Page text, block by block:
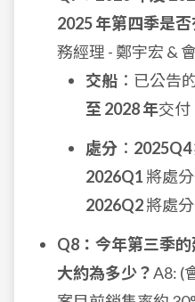
2025 年第四季是
務經理 - 鄭宇宏 &
交船 ：已公告
至 2028 年交付
處分 ：
2026Q1 將處
2026Q2將處
Q8：今年第三季
大約為多少？A8: (